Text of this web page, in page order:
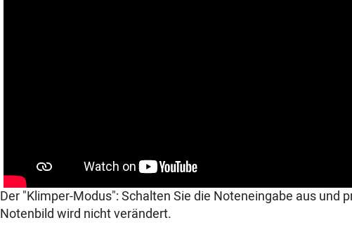
Der "Klimper-Modus": Schalten Sie die Noteneingabe aus und
Notenbild wird nicht verändert.